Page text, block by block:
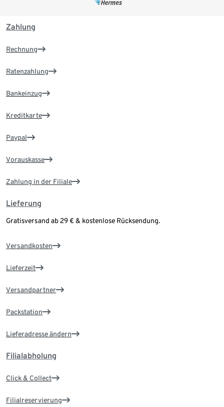
Zahlung
Rechnung
Ratenzahlung
Bankeinzug
Kreditkarte
Paypal
Vorauskasse
Zahlung in der Filiale
Lieferung
Gratisversand ab 29 € & kostenlose Rücksendung.
Versandkosten
Lieferzeit
Versandpartner
Packstation
Lieferadresse ändern
Filialabholung
Click & Collect
Filialreservierung